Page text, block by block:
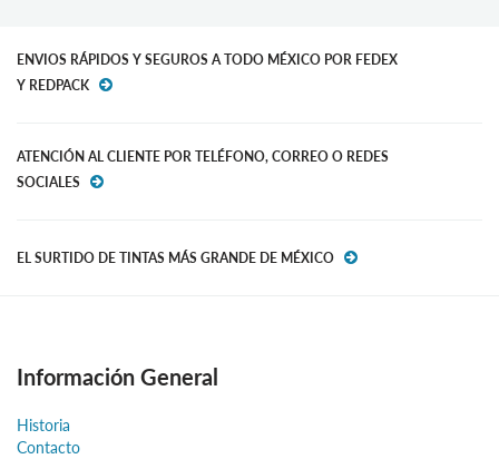
ENVIOS RÁPIDOS Y SEGUROS A TODO MÉXICO POR FEDEX
Y REDPACK
ATENCIÓN AL CLIENTE POR TELÉFONO, CORREO O REDES
SOCIALES
EL SURTIDO DE TINTAS MÁS GRANDE DE MÉXICO
Información General
Historia
Contacto